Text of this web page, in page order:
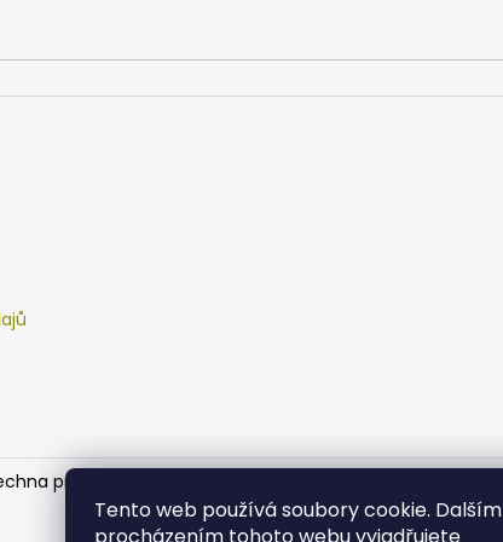
Tento web používá soubory cookie. Dalším
práva vyhrazena.